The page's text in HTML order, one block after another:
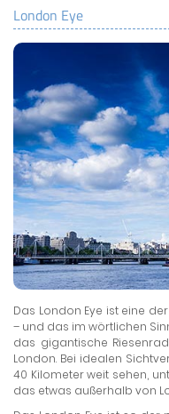
London Eye
Das London Eye ist eine
– und das im wörtlichen
das gigantische
London. Bei idealen
40 Kilometer weit sehen,
das etwas außerhalb von